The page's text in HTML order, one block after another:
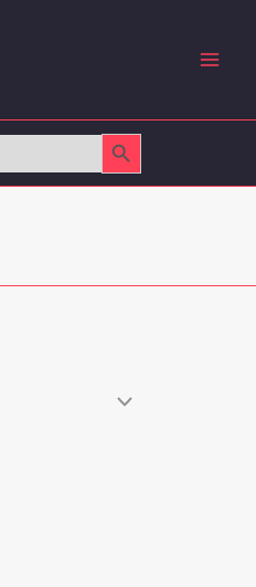
Search Button